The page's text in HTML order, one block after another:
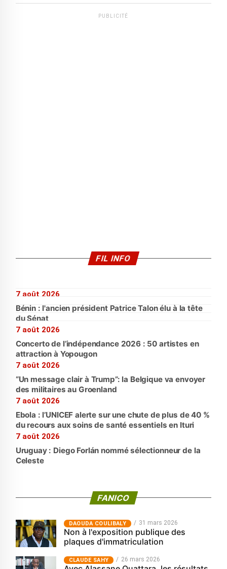
PUBLICITÉ
FIL INFO
7 août 2026
Bénin : l'ancien président Patrice Talon élu à la tête
du Sénat
7 août 2026
Concerto de l’indépendance 2026 : 50 artistes en
attraction à Yopougon
7 août 2026
“Un message clair à Trump”: la Belgique va envoyer
des militaires au Groenland
7 août 2026
Ebola : l’UNICEF alerte sur une chute de plus de 40 %
du recours aux soins de santé essentiels en Ituri
7 août 2026
Uruguay : Diego Forlán nommé sélectionneur de la
Celeste
FANICO
‎DAOUDA COULIBALY 31 mars 2026
Non à l'exposition publique des
plaques d'immatriculation
CLAUDE SAHY 26 mars 2026